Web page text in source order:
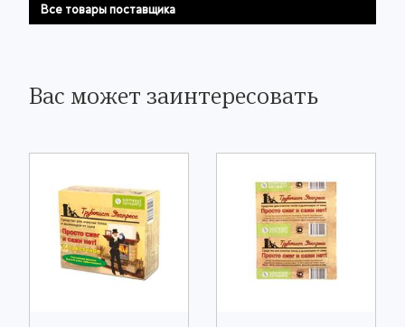
Все товары поставщика
Вас может заинтересовать